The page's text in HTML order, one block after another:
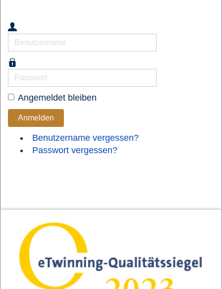
Benutzername
Passwort
Angemeldet bleiben
Anmelden
Benutzername vergessen?
Passwort vergessen?